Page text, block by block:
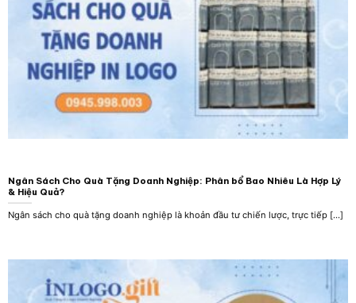
Ngân Sách Cho Quà Tặng Doanh Nghiệp: Phân bổ Bao Nhiêu Là Hợp Lý
& Hiệu Quả?
Ngân sách cho quà tặng doanh nghiệp là khoản đầu tư chiến lược, trực tiếp [...]